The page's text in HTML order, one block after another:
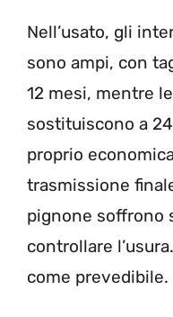
Nell’usato, gli
sono ampi, con
12 mesi, mentre
sostituiscono a
proprio
trasmissione
pignone soffrono
controllare
come prevedibile.